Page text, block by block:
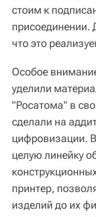
стоим к
присоединении.
что это
Особое
уделили
"Росатома" в
сделали на
цифровизации.
целую линейку
принтер,
изделий до их